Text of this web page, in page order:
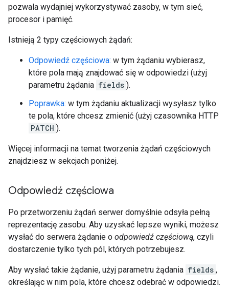
pozwala wydajniej wykorzystywać zasoby, w tym sieć,
procesor i pamięć.
Istnieją 2 typy częściowych żądań:
Odpowiedź częściowa: w tym żądaniu wybierasz,
które pola mają znajdować się w odpowiedzi (użyj
parametru żądania fields ).
Poprawka: w tym żądaniu aktualizacji wysyłasz tylko
te pola, które chcesz zmienić (użyj czasownika HTTP
PATCH ).
Więcej informacji na temat tworzenia żądań częściowych
znajdziesz w sekcjach poniżej.
Odpowiedź częściowa
Po przetworzeniu żądań serwer domyślnie odsyła pełną
reprezentację zasobu. Aby uzyskać lepsze wyniki, możesz
wysłać do serwera żądanie o odpowiedź częściową, czyli
dostarczenie tylko tych pól, których potrzebujesz.
Aby wysłać takie żądanie, użyj parametru żądania fields ,
określając w nim pola, które chcesz odebrać w odpowiedzi.